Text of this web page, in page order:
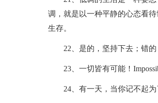
调，就是以一种平静的心态看
生存。
22、是的，坚持下去；错的
23、一切皆有可能！
24、有一天，当你记不起为